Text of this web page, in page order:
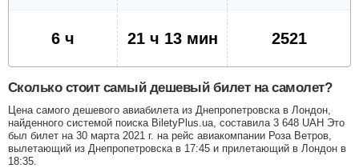
6 ч 21 ч 13 мин 2521
Сколько стоит самый дешевый билет на самолет?
Цена самого дешевого авиабилета из Днепропетровска в Лондон,
найденного системой поиска BiletyPlus.ua, составила 3 648 UAH Это
был билет на 30 марта 2021 г. на рейс авиакомпании Роза Ветров,
вылетающий из Днепропетровска в 17:45 и прилетающий в Лондон в
18:35.